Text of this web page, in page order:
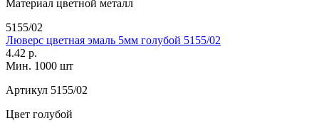
Материал цветной металл
5155/02
Люверс цветная эмаль 5мм голубой 5155/02
4.42 р.
Мин. 1000 шт
Артикул 5155/02
Цвет голубой